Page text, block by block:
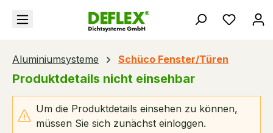
springen Du
Aluminiumsysteme Schüco Fenster/Türen
Produktdetails nicht einsehbar
Um die Produktdetails einsehen zu können,
müssen Sie sich zunächst einloggen.